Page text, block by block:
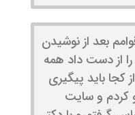
بعد از نوشیدن
از دست داد همه
کجا باید پیگیری
کردم و سایت